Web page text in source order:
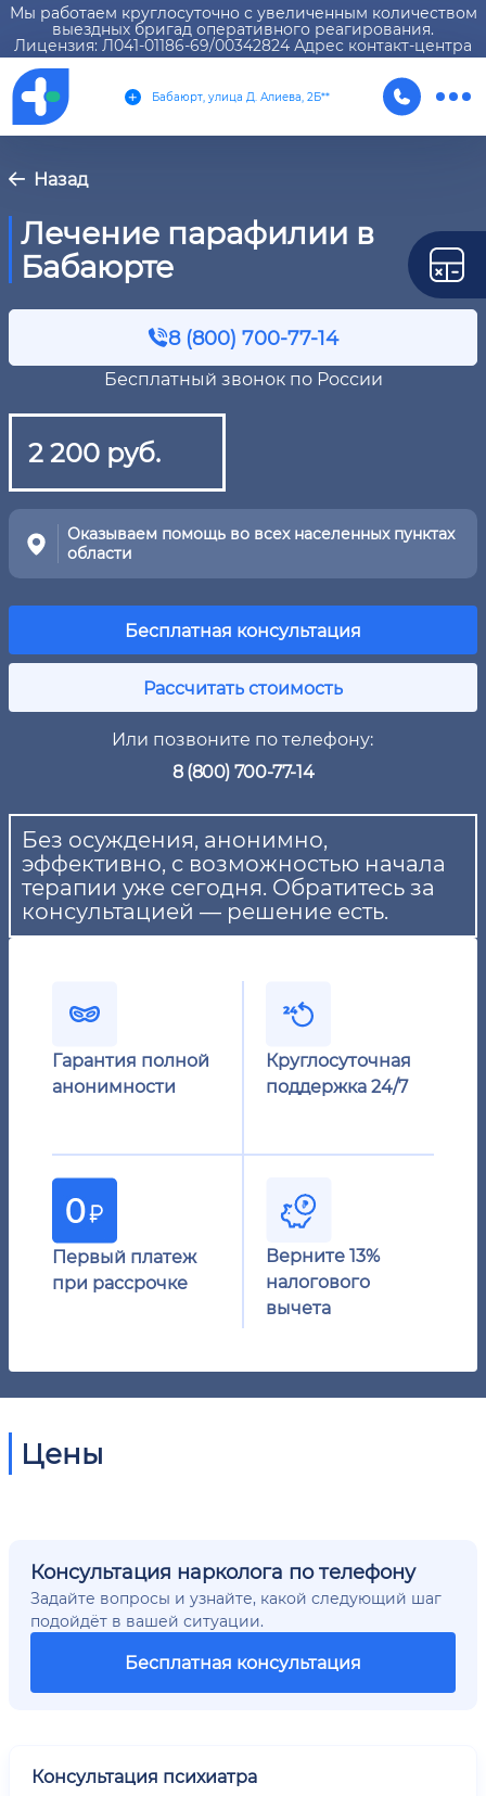
Мы работаем круглосуточно с увеличенным количеством
выездных бригад оперативного реагирования.
Лицензия: Л041-01186-69/00342824 Адрес контакт-центра
Бабаюрт, улица Д. Алиева, 2Б**
Назад
Лечение парафилии в
Бабаюрте
8 (800) 700-77-14
Бесплатный звонок по России
2 200 руб.
Оказываем помощь во всех населенных пунктах
области
Бесплатная консультация
Рассчитать стоимость
Или позвоните по телефону:
8 (800) 700-77-14
Без осуждения, анонимно,
эффективно, с возможностью начала
терапии уже сегодня. Обратитесь за
консультацией — решение есть.
Гарантия полной
анонимности
Круглосуточная
поддержка 24/7
Первый платеж
при рассрочке
Верните 13%
налогового
вычета
Цены
Консультация нарколога по телефону
Задайте вопросы и узнайте, какой следующий шаг
подойдёт в вашей ситуации.
Бесплатная консультация
Консультация психиатра